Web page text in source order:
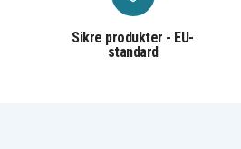
Sikre produkter - EU-
standard